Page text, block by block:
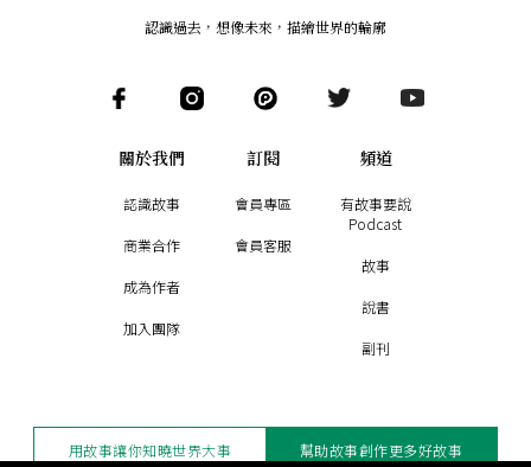
認識過去，想像未來 ， 描繪世界的輪廓
關於我們
認識故事
商業合作
成為作者
加入團隊
訂閱
會員專區
會員客服
頻道
有故事要說
Podcast
故事
說書
副刊
用故事讓你知曉世界大事 幫助故事創作更多好故事